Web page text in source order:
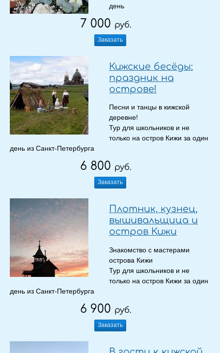
день
7 000 руб.
Заказать
Кижские бесёды:
праздник на
острове!
Песни и танцы в кижской
деревне!
Тур для школьников и не
только на остров Кижи за один
день из Санкт-Петербурга
6 800 руб.
Заказать
Плотник, кузнец,
вышивальщица и
остров Кижи
Знакомство с мастерами
острова Кижи
Тур для школьников и не
только на остров Кижи за один
день из Санкт-Петербурга
6 900 руб.
Заказать